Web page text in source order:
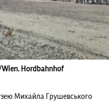
Wien. Hordbahnhof
Михайла Грушевського